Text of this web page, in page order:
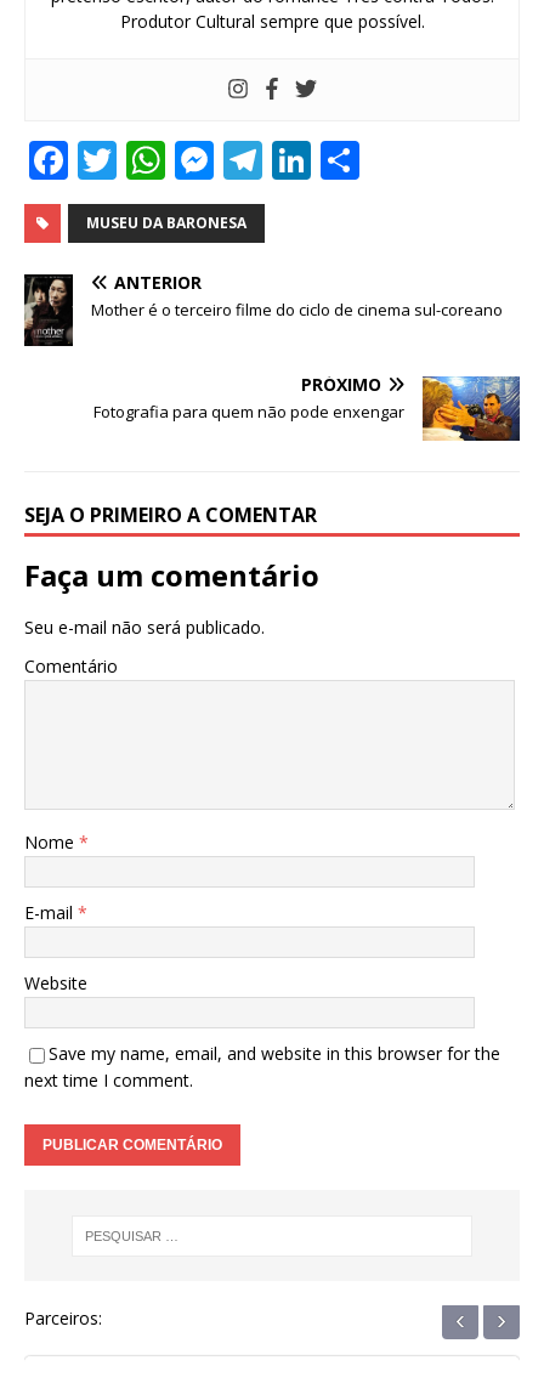
Produtor Cultural sempre que possível.
F
a
c
e
b
o
T
w
it
te
r
W
h
at
s
A
M
e
ss
n
r
T
el
e
ra
Li
dI
MUSEU DA BARONESA
ANTERIOR
Mother é o terceiro filme do ciclo de cinema sul-coreano
PRÓXIMO
Fotografia para quem não pode enxengar
SEJA O PRIMEIRO A COMENTAR
Faça um comentário
Seu e-mail não será publicado.
Comentário
Nome *
E-mail *
Website
Save my name, email, and website in this browser for the
next time I comment.
Parceiros: ‹ ›